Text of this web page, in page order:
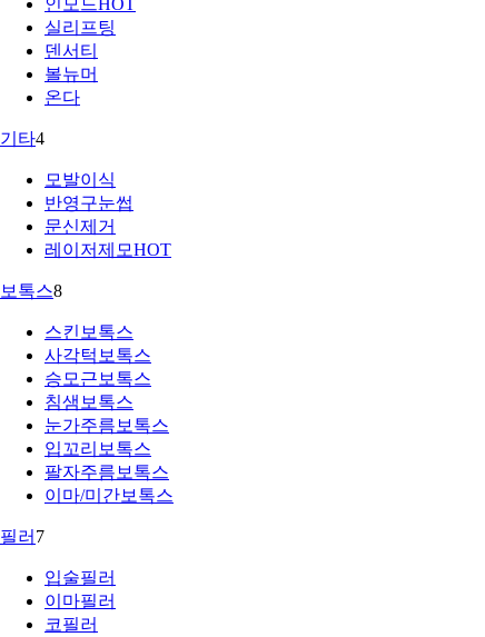
인모드HOT
실리프팅
덴서티
볼뉴머
온다
기타4
모발이식
반영구눈썹
문신제거
레이저제모HOT
보톡스8
스킨보톡스
사각턱보톡스
승모근보톡스
침샘보톡스
눈가주름보톡스
입꼬리보톡스
팔자주름보톡스
이마/미간보톡스
필러 7
입술필러
이마필러
코필러